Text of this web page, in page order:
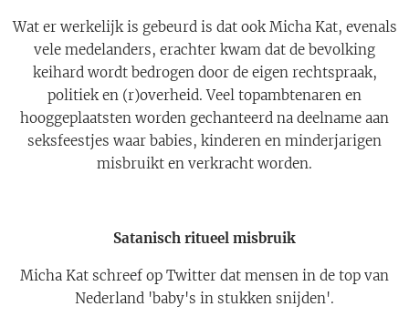
Wat er werkelijk is gebeurd is dat ook Micha Kat, evenals
vele medelanders, erachter kwam dat de bevolking
keihard wordt bedrogen door de eigen rechtspraak,
politiek en (r)overheid. Veel topambtenaren en
hooggeplaatsten worden gechanteerd na deelname aan
seksfeestjes waar babies, kinderen en minderjarigen
misbruikt en verkracht worden.
Satanisch ritueel misbruik
Micha Kat schreef op Twitter dat mensen in de top van
Nederland 'baby's in stukken snijden'.